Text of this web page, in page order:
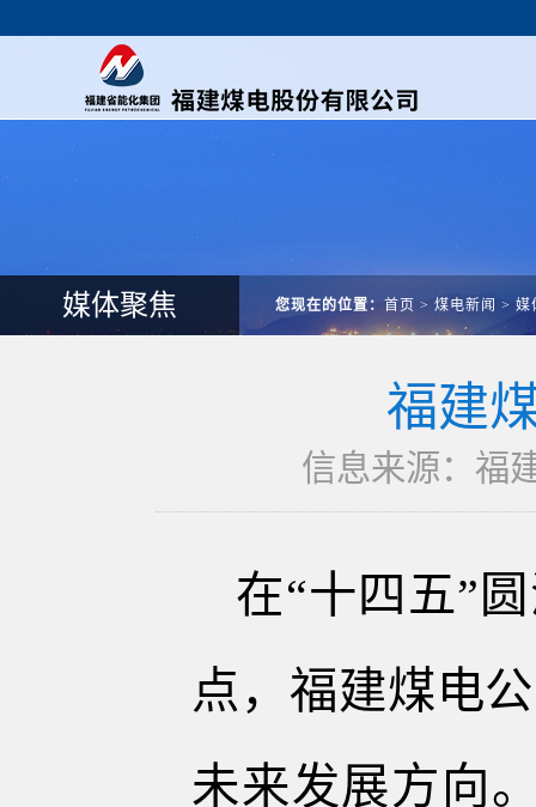
媒体聚焦 您现在的位置： 首页 > 煤电新闻 > 媒
福建
信息来源：福
在“十四五”
点，福建煤电
未来发展方向